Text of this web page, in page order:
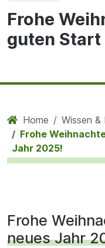
Frohe
guten
Home Wissen &
Frohe
Jahr 2025!
Frohe
neues Jahr